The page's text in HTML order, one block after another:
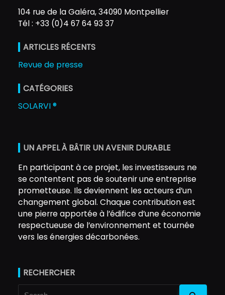
104 rue de la Galéra, 34090 Montpellier
Tél : +33 (0)4 67 64 93 37
ARTICLES RÉCENTS
Revue de presse
CATÉGORIES
SOLARVI ®
UN APPEL À BÂTIR UN AVENIR DURABLE
En participant à ce projet, les investisseurs ne
se contentent pas de soutenir une entreprise
prometteuse. Ils deviennent les acteurs d’un
changement global. Chaque contribution est
une pierre apportée à l’édifice d’une économie
respectueuse de l’environnement et tournée
vers les énergies décarbonées.
RECHERCHER
Search